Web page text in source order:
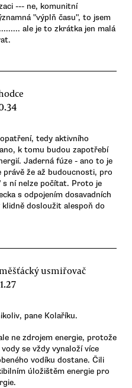
--- ne, komunitní
"výplň času", to jsem
ale je to zkrátka jen malá
tedy aktivního
k tomu budou zapotřebí
Jaderná fúze - ano to je
že až budoucnosti, pro
ní nelze počítat. Proto je
s odpojením dosavadních
dosloužit alespoň do
usmiřovač
pane Kolaříku.
ne zdrojem energie, protože
se vždy vynaloží více
vodíku dostane. Čili
úložištěm energie pro